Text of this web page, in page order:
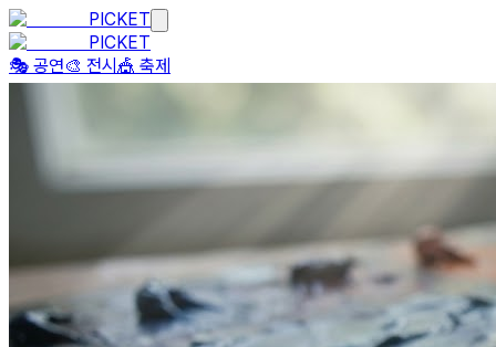
PICKET
PICKET
🎭 공연🎨 전시 🎪 축제